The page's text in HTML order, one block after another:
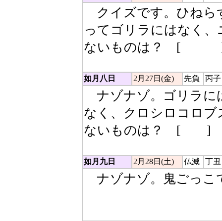
クイズです。ひねら
ってゴリラにはなく
ないものは？ [
如月八日 2月27日(金) 先負 丙子
ナゾナゾ。ゴリラに
なく、クロシロコロ
ないものは？ [
]
如月九日 2月28日(土) 仏滅 丁丑
ナゾナゾ。鬼ごっこ